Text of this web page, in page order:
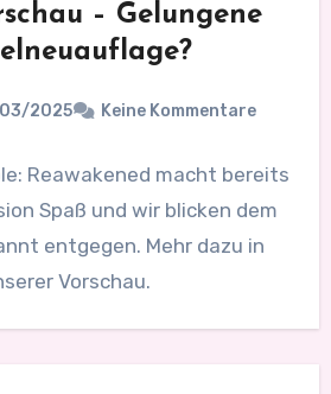
– Gelungene
2025 Keine Kommentare
Reawakened macht bereits
Spaß und wir blicken dem
entgegen. Mehr dazu in
Vorschau.